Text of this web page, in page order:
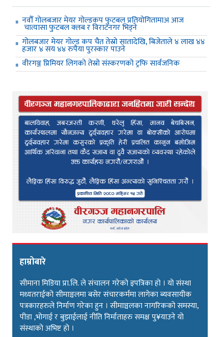
नवौँ गोलबजार मेयर गोल्डकप फुटबल प्रतियोगितामाअ आज
चात्यासा फुटबल क्लब र विराटनगर भिड्ने
गोलबजार मेयर गोल्ड कप चैत तेस्रो सातादेखि, बिजेताले ४ लाख ४४
हजार ४ सय ४४ रुपैया पुरस्कार पाउने
वीरगञ्ज प्रिमियर लिगको तेस्रो संस्करणको ट्रफि सार्वजनिक
हाम्रोबारे
सीमाना मिडिया प्रा.लि. ले संचालन गरेको इपत्रिका हो । यो संस्था
मध्यतराईको सीमाञ्चलमा बसेर संचारकर्ममा लागेका ब्यवसायीक
पत्रकारहरुले निर्माण गरेका हुन । सीमाञ्चलका नागरिकको समस्या,
पीडा ,भोगाई र बुझाईलाई नीति निर्माताहरु समक्ष पु¥याउने यो
संस्थाको अभिष्ट हो ।